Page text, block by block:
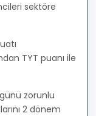
sektöre
TYT puanı ile
zorunlu
2 dönem